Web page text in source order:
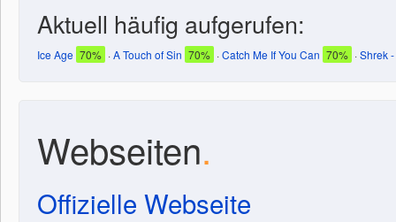
Aktuell häufig aufgerufen:
Ice Age 70% ·A Touch of Sin 70% ·Catch Me If You Can 70% ·Shrek
Webseiten.
Offizielle Webseite